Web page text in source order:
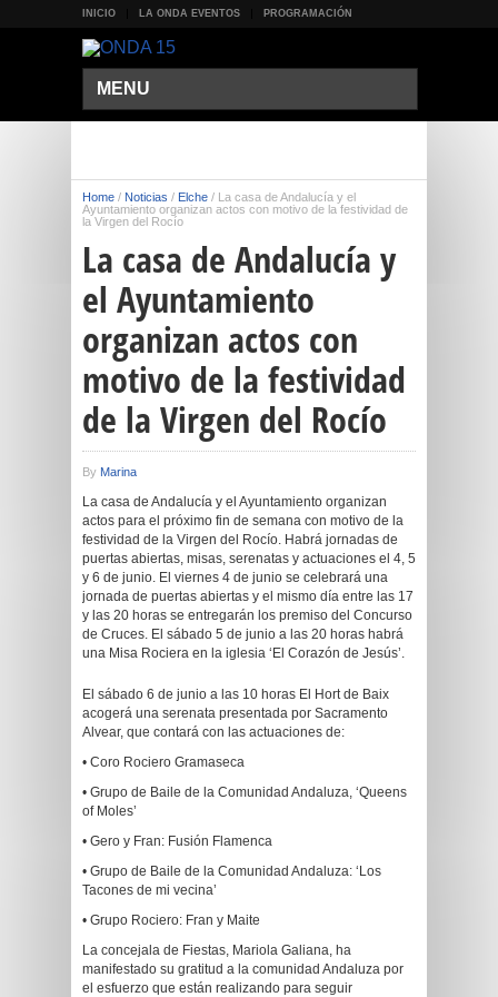
INICIO LA ONDA EVENTOS PROGRAMACIÓN
MENU
Home / Noticias / Elche / La casa de Andalucía y el
Ayuntamiento organizan actos con motivo de la festividad de
la Virgen del Rocío
La casa de Andalucía y
el Ayuntamiento
organizan actos con
motivo de la festividad
de la Virgen del Rocío
By Marina
La casa de Andalucía y el Ayuntamiento organizan
actos para el próximo fin de semana con motivo de la
festividad de la Virgen del Rocío. Habrá jornadas de
puertas abiertas, misas, serenatas y actuaciones el 4, 5
y 6 de junio. El viernes 4 de junio se celebrará una
jornada de puertas abiertas y el mismo día entre las 17
y las 20 horas se entregarán los premiso del Concurso
de Cruces. El sábado 5 de junio a las 20 horas habrá
una Misa Rociera en la iglesia ‘El Corazón de Jesús’.
El sábado 6 de junio a las 10 horas El Hort de Baix
acogerá una serenata presentada por Sacramento
Alvear, que contará con las actuaciones de:
• Coro Rociero Gramaseca
• Grupo de Baile de la Comunidad Andaluza, ‘Queens
of Moles’
• Gero y Fran: Fusión Flamenca
• Grupo de Baile de la Comunidad Andaluza: ‘Los
Tacones de mi vecina’
• Grupo Rociero: Fran y Maite
La concejala de Fiestas, Mariola Galiana, ha
manifestado su gratitud a la comunidad Andaluza por
el esfuerzo que están realizando para seguir